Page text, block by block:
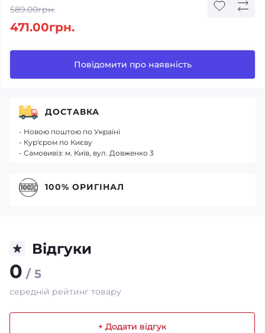
589.00грн.
471.00грн.
Повідомити про наявність
Відгуки
0 / 5
середній рейтинг товару
+ Додати відгук
ДОСТАВКА
- Новою поштою по Україні
- Кур'єром по Києву
- Самовивіз: м. Київ, вул. Довженко 3
100% ОРИГІНАЛ